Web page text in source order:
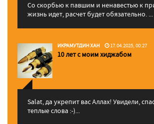
Со скорбью к павшим и ненавестью к
жизнь идет, расчет будет обязательно. ...
ИКРАМУТДИН ХАН 17.04.2025, 00:27
10 лет с моим хиджабом
Salat, да укрепит вас Аллаx! Увидели,
теплые слова :-)...